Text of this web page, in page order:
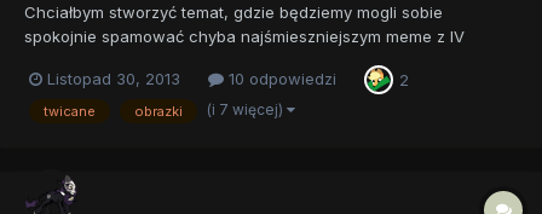
Chciałbym stworzyć temat, gdzie będziemy mogli sobie
spokojnie spamować chyba najśmieszniejszym meme z IV
Na początek cztery memy stworzone przeze mnie:
Listopad 30, 2013 10 odpowiedzi 2
twicane obrazki (i 7 więcej)